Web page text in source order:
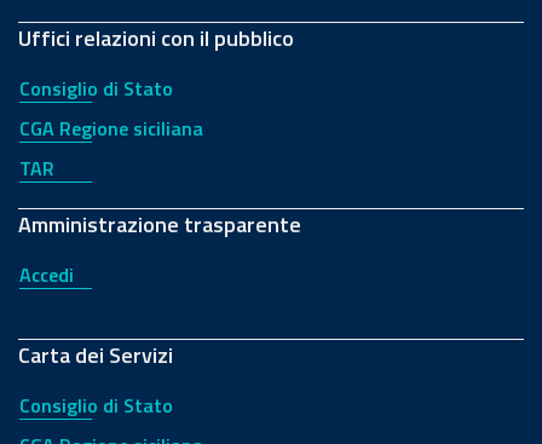
Uffici relazioni con il pubblico
Consiglio di Stato
CGA Regione siciliana
TAR
Amministrazione trasparente
Accedi
Carta dei Servizi
Consiglio di Stato